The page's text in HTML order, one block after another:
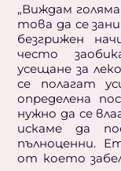
„Виждам
това да се
безгрижен
често
усещане за
се полагат
определена
нужно да се
искаме да
пълноценни.
от което